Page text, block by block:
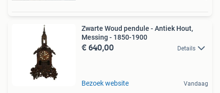
Zwarte Woud pendule - Antiek Hout,
Messing - 1850-1900
€ 640,00 Details
Bezoek website Vandaag